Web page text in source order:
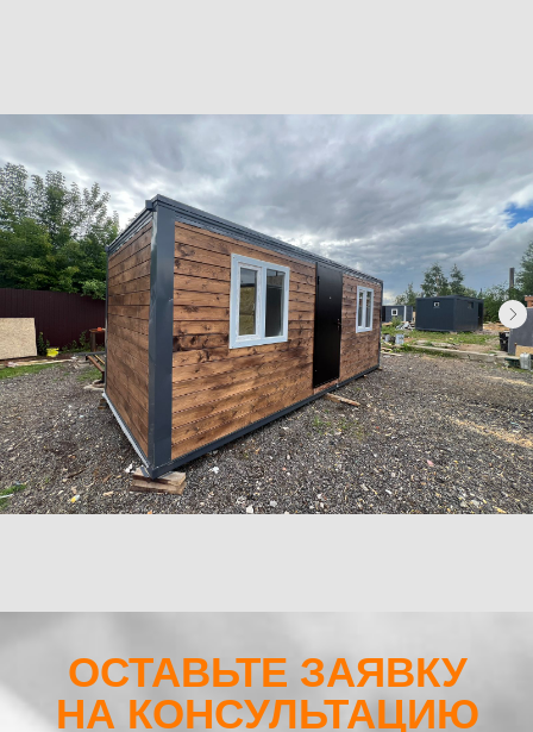
Навигация
Блок-контейнеры
Телефон:
+7 (995) 506-65-05
+7 (926) 888-50-50
Email:
box-modul24@yandex.ru
Контакты
Доставка
Фотогалерея
Главная
О компании
Все услуги компании